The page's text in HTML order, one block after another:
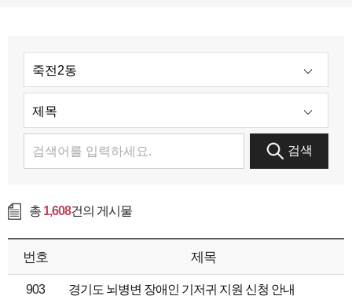
검색
총 1,608건의 게시물
번호 제목
903 경기도 뇌병변 장애인 기저귀 지원 신청 안내